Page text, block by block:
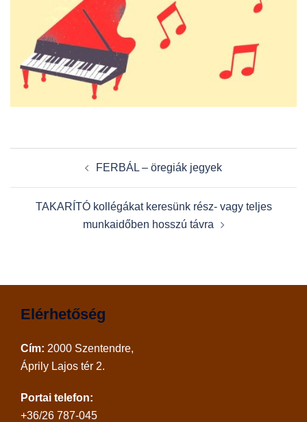
navigation
FERBÁL – öregiák jegyek
TAKARÍTÓ kollégákat keresünk rész- vagy teljes
munkaidőben hosszú távra
Elérhetőség
Cím: 2000 Szentendre,
Áprily Lajos tér 2.
Portai telefon:
+36/26 787-045